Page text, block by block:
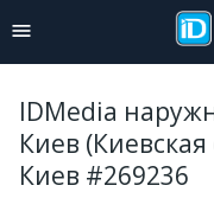
IDMedia
Киев
Киев #269236